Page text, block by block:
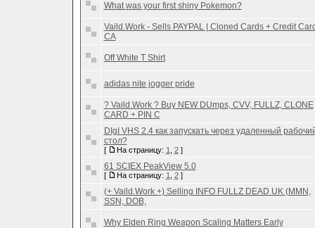
What was your first shiny Pokemon?
Vaild.Work - Sells PAYPAL | Cloned Cards + Credit
CA
Off White T Shirt
adidas nite jogger pride
? Vaild.Work ? Buy NEW DUmps, CVV, FULLZ, CLONE
CARD + PIN C
DIgI VHS 2.4 как запускать через удаленный
стол?
[ На страницу: 1 2]
61 SCIEX PeakView 5.0
[ На страницу: 1 2]
(+ Vaild.Work +) Selling INFO FULLZ DEAD UK (MMN,
SSN, DOB,
Why Elden Ring Weapon Scaling Matters Early